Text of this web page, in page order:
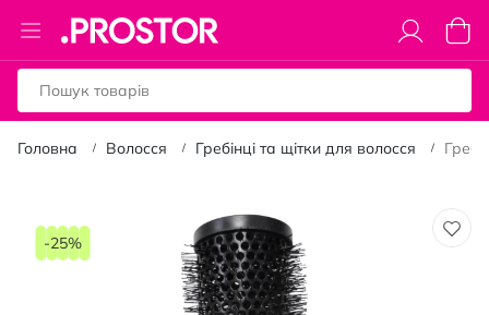
Toggle
Nav
Кошик
Головна Волосся Гребінці та щітки для волосся
кінця
-25%